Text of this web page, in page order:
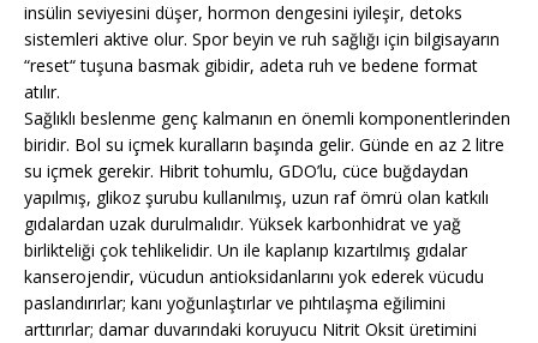
insülin seviyesini düşer, hormon dengesini iyileşir, detoks
sistemleri aktive olur. Spor beyin ve ruh sağlığı için bilgisayarın
“reset“ tuşuna basmak gibidir, adeta ruh ve bedene format
atılır.
Sağlıklı beslenme genç kalmanın en önemli komponentlerinden
biridir. Bol su içmek kuralların başında gelir. Günde en az 2 litre
su içmek gerekir. Hibrit tohumlu, GDO’lu, cüce buğdaydan
yapılmış, glikoz şurubu kullanılmış, uzun raf ömrü olan katkılı
gıdalardan uzak durulmalıdır. Yüksek karbonhidrat ve yağ
birlikteliği çok tehlikelidir. Un ile kaplanıp kızartılmış gıdalar
kanserojendir, vücudun antioksidanlarını yok ederek vücudu
paslandırırlar; kanı yoğunlaştırlar ve pıhtılaşma eğilimini
arttırırlar; damar duvarındaki koruyucu Nitrit Oksit üretimini